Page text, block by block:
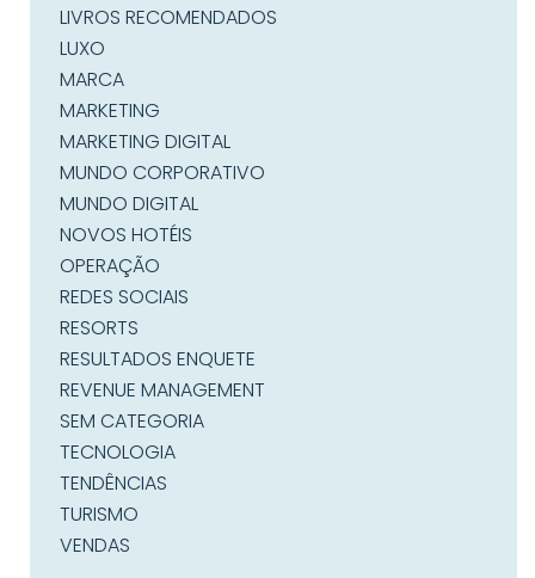
LIVROS RECOMENDADOS
LUXO
MARCA
MARKETING
MARKETING DIGITAL
MUNDO CORPORATIVO
MUNDO DIGITAL
NOVOS HOTÉIS
OPERAÇÃO
REDES SOCIAIS
RESORTS
RESULTADOS ENQUETE
REVENUE MANAGEMENT
SEM CATEGORIA
TECNOLOGIA
TENDÊNCIAS
TURISMO
VENDAS